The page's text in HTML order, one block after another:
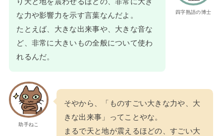
四字熟語の博士
り天と地を震わせるほどの、非常に大き
な力や影響力を示す言葉なんだよ。
たとえば、大きな出来事や、大きな音な
ど、非常に大きいもの全般について使わ
れるんだ。
助手ねこ
そやから、「ものすごい大きな力や、大
きな出来事」ってことやな。
まるで天と地が震えるほどの、すごい大